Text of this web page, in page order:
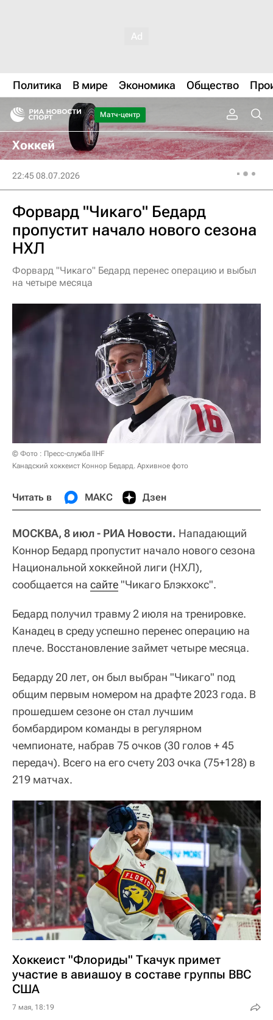
Политика В мире Экономика Общество
Матч-центр
Хоккей
22:45 08.07.2026
Форвард "Чикаго" Бедард
пропустит начало нового сезона
НХЛ
Форвард "Чикаго" Бедард перенес операцию и выбыл
на четыре месяца
© Фото : Пресс-служба IIHF
Канадский хоккеист Коннор Бедард. Архивное фото
Читать в МАКС Дзен
МОСКВА, 8 июл - РИА Новости. Нападающий
Коннор Бедард пропустит начало нового сезона
Национальной хоккейной лиги (НХЛ),
сообщается на сайте "Чикаго Блэкхокс".
Бедард получил травму 2 июля на тренировке.
Канадец в среду успешно перенес операцию на
плече. Восстановление займет четыре месяца.
Бедарду 20 лет, он был выбран "Чикаго" под
общим первым номером на драфте 2023 года. В
прошедшем сезоне он стал лучшим
бомбардиром команды в регулярном
чемпионате, набрав 75 очков (30 голов + 45
передач). Всего на его счету 203 очка (75+128) в
219 матчах.
Хоккеист "Флориды" Ткачук примет
участие в авиашоу в составе группы ВВС
США
7 мая, 18:19